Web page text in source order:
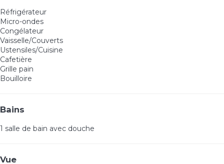
Réfrigérateur
Micro-ondes
Congélateur
Vaisselle/Couverts
Ustensiles/Cuisine
Cafetière
Grille pain
Bouilloire
Bains
1 salle de bain avec douche
Vue